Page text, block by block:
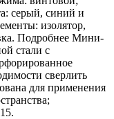
серый, синий и
изолятор,
Подробнее Мини-
стали с
сверлить
для применения